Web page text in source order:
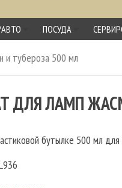
ПОСУДА
и тубероза 500 мл
ДЛЯ ЛАМП
бутылке 500 мл для